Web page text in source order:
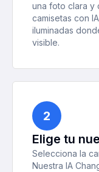
una foto clara y
camisetas con
iluminadas
visible.
2
Elige tu
Selecciona la
Nuestra IA